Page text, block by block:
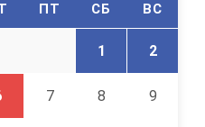
ПТ СБ ВС
1 2
7 8 9